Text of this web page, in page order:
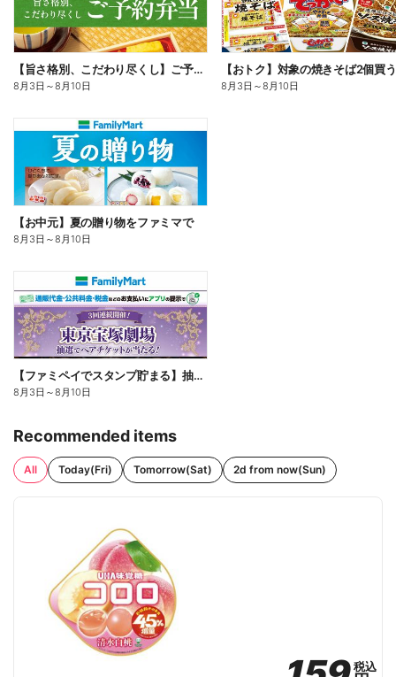
【旨さ格別、こだわり尽くし】ご予約弁当
8月3日 ～8月10日 8月3日 ～8月10日
【お中元】夏の贈り物をファミマで
8月3日 ～8月10日
【ファミペイでスタンプ貯まる】抽選でペアチケットが当たる!
8月3日 ～8月10日
Recommended items
All Today(Fri) Tomorrow(Sat) 2d from now(Sun)
税込
税込